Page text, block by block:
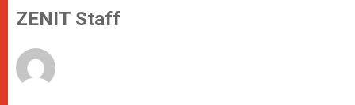
p
p
g
e
o
k
ZENIT Staff